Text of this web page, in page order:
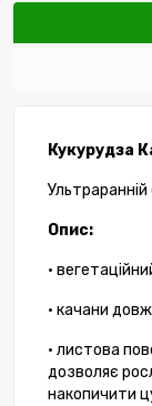
Кукурудза
Опис:
•
• качани
• листова
дозволяє
накопичити